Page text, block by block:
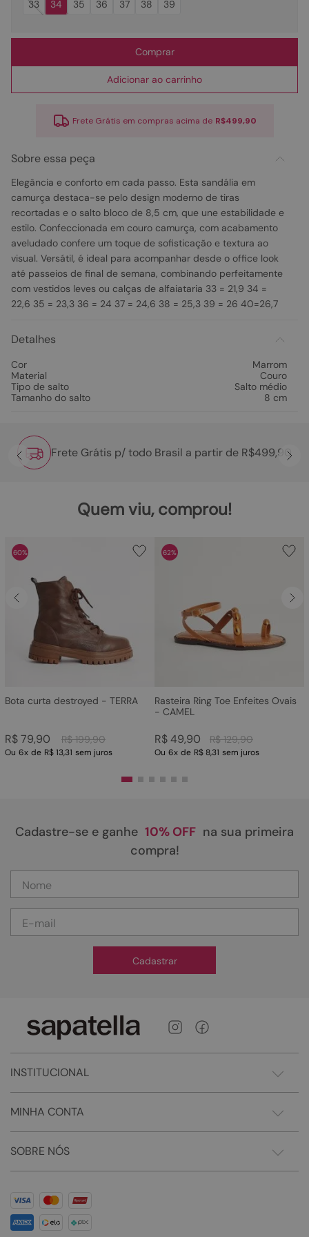
33
34 35 36 37 38 39
Comprar
Adicionar ao carrinho
Frete Grátis em compras acima de R$499,90
Sobre essa peça
Elegância e conforto em cada passo. Esta sandália em
camurça destaca-se pelo design moderno de tiras
recortadas e o salto bloco de 8,5 cm, que une estabilidade e
estilo. Confeccionada em couro camurça, com acabamento
aveludado confere um toque de sofisticação e textura ao
visual. Versátil, é ideal para acompanhar desde o office look
até passeios de final de semana, combinando perfeitamente
com vestidos leves ou calças de alfaiataria 33 = 21,9 34 =
22,6 35 = 23,3 36 = 24 37 = 24,6 38 = 25,3 39 = 26 40=26,7
Detalhes
Cor
Marrom
Material
Couro
Tipo de salto
Salto médio
Tamanho do salto
8 cm
Frete Grátis p/ todo Brasil a partir de R$499,90
Quem viu, comprou!
60%
Bota curta destroyed - TERRA
R$ 199,90
R$79,90
Ou 6x de R$ 13,31 sem juros
62%
Rasteira Ring Toe Enfeites Ovais
- CAMEL
R$ 129,90
R$49,90
Ou 6x de R$ 8,31 sem juros
Cadastre-se e ganhe 10% OFF na sua primeira
compra!
Cadastrar
INSTITUCIONAL
MINHA CONTA
SOBRE NÓS